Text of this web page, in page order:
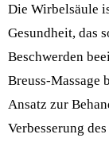
Die Wirbelsäule
Gesundheit, das
Beschwerden
Breuss-Massage
Ansatz zur
Verbesserung